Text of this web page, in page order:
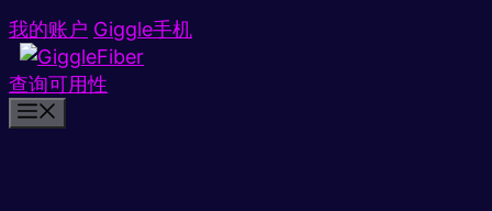
我的账户 Giggle手机
查询可用性